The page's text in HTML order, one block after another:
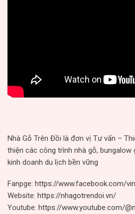
Nhà Gỗ Trên Đồi là đơn vị Tư vấn –
thiện các công trình nhà gỗ,
kinh doanh du lịch bền vững
Fanpge: https://www.facebook.com/
Website: https://nhagotrendoi.vn/
Youtube: https://www.youtube.com/